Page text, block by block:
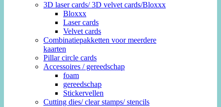
3D laser cards/ 3D velvet cards/Bloxxx
Bloxxx
Laser cards
Velvet cards
Combinatiepakketten voor meerdere
kaarten
Pillar circle cards
Accessoires / gereedschap
foam
gereedschap
Stickervellen
Cutting dies/ clear stamps/ stencils